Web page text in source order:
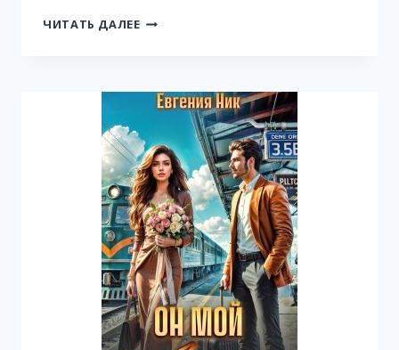
ЧИТАТЬ ДАЛЕЕ ВЫПУСКНИЦА